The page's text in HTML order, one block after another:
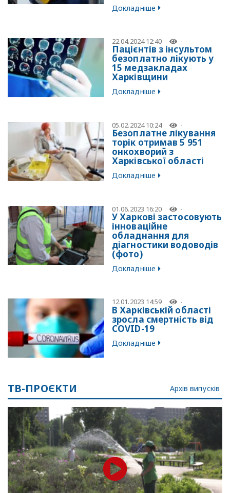
Докладніше
22.04.2024 12:40 -
Пацієнтів з інсультом
безоплатно лікують у
15 медзакладах
Харківщини
Докладніше
05.02.2024 10:24 -
Безоплатне лікування
торік отримав 5 951
онкохворий з
Харківської області
Докладніше
01.06.2023 16:20 -
У Харкові застосовують
інноваційне
обладнання для
діагностики водоводів
(фото)
Докладніше
12.01.2023 14:59 -
В Харківській області
зросла смертність від
COVID-19
Докладніше
ТВ-ПРОЄКТИ Архів випусків